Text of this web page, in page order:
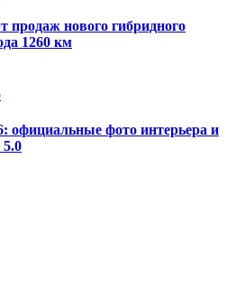
продаж нового гибридного
1260 км
официальные фото интерьера и